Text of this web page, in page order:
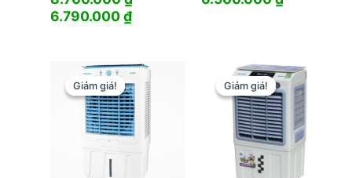
Giá
8.700.000 ₫.
6.790.000₫Giá
là:
6.790.000 ₫.
Giảm giá!
Giảm giá! Giảm giá!
Giảm giá!